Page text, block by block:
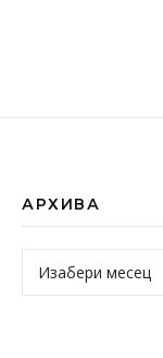
АРХИВА
Архива